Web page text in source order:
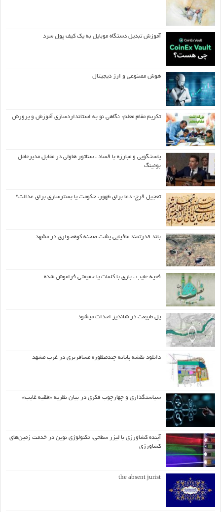
آموزش تبدیل دستگاه موبایل به یک کیف‌ پول سرد
هوش مصنوعی و ارز دیجیتال
تکریم مقام معلم: نگاهی نو به استانداردسازی آموزش و پرورش
پاسخگویی و مبارزه با فساد ، سناتور هاولی در مقابل مدیرعامل
بوئینگ
تعجیل فرج: دعا برای ظهور، حکومت یا بسترسازی برای عدالت؟
باند قدرتمند مافیایی پشت صحنه کوهخواری در مشهد
فقیه غایب ، بازی با کلمات یا حقیقتی فراموش شده
پل طبیعت در شاندیز احداث میشود
دانلود نقشه پایانه چندمنظوره مسافربری در غرب مشهد
سیاستگذاری و چهارچوب فکری در بیان نظریه «فقیه غایب»
آینده کشاورزی با لیزر سطحی: تکنولوژی نوین در خدمت زمین‌های
کشاورزی
the absent jurist